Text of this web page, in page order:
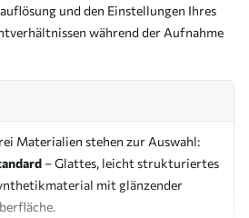
und den Einstellungen Ihres
während der Aufnahme
Materialien stehen zur Auswahl:
– Glattes, leicht strukturiertes
mit glänzender